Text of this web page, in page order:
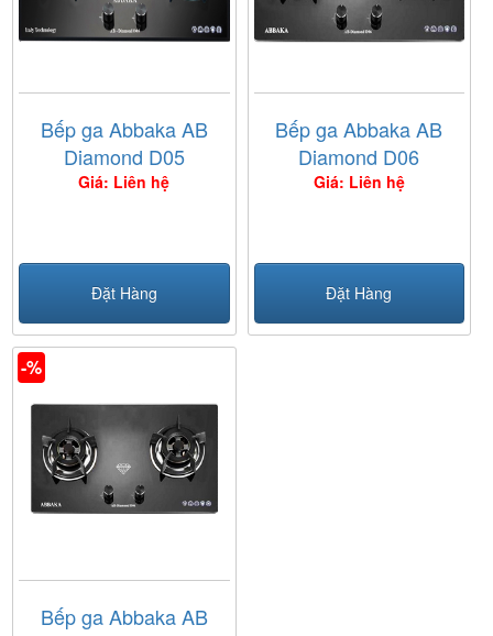
Bếp ga Abbaka AB
Diamond D05
Giá: Liên hệ
Đặt Hàng
Bếp ga Abbaka AB
Diamond D06
Giá: Liên hệ
Đặt Hàng
-%
Bếp ga Abbaka AB